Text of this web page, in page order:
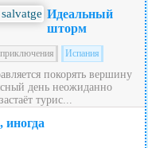
Идеальный
шторм
приключения Испания
покорять вершину
день неожиданно
турис...
иногда